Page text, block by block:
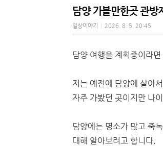
담양 가볼만한곳 관방
일상이야기 2026. 8. 5. 20:45
담양 여행을 계획중이라
저는 예전에 담양에 살아서
자주 가봤던 곳이지만 나
담양에는 명소가 많고 죽
대해 알아보려고 합니다.